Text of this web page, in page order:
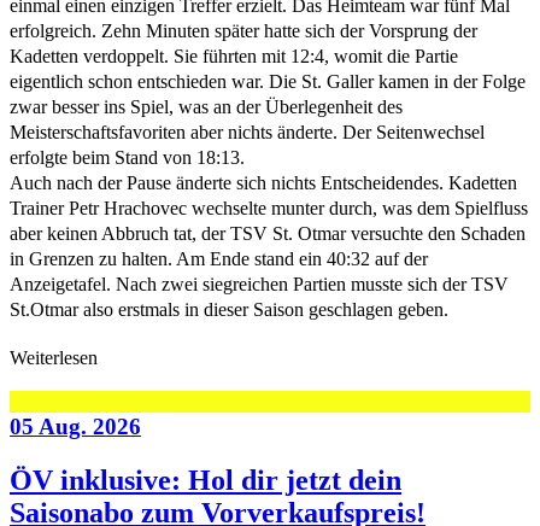
einmal einen einzigen Treffer erzielt. Das Heimteam war fünf Mal
erfolgreich. Zehn Minuten später hatte sich der Vorsprung der
Kadetten verdoppelt. Sie führten mit 12:4, womit die Partie
eigentlich schon entschieden war. Die St. Galler kamen in der Folge
zwar besser ins Spiel, was an der Überlegenheit des
Meisterschaftsfavoriten aber nichts änderte. Der Seitenwechsel
erfolgte beim Stand von 18:13.
Auch nach der Pause änderte sich nichts Entscheidendes. Kadetten
Trainer Petr Hrachovec wechselte munter durch, was dem Spielfluss
aber keinen Abbruch tat, der TSV St. Otmar versuchte den Schaden
in Grenzen zu halten. Am Ende stand ein 40:32 auf der
Anzeigetafel. Nach zwei siegreichen Partien musste sich der TSV
St.Otmar also erstmals in dieser Saison geschlagen geben.
Weiterlesen
05 Aug. 2026
ÖV inklusive: Hol dir jetzt dein
Saisonabo zum Vorverkaufspreis!